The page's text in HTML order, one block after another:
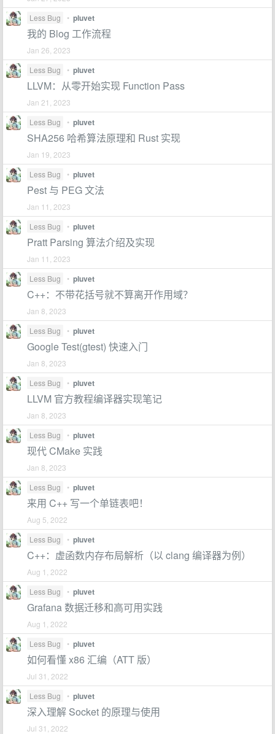
Less Bug
• pluvet
我的 Blog 工作流程
Jan 26, 2023
Less Bug
• pluvet
LLVM：从零开始实现 Function Pass
Jan 21, 2023
Less Bug
• pluvet
SHA256 哈希算法原理和 Rust 实现
Jan 19, 2023
Less Bug
• pluvet
Pest 与 PEG 文法
Jan 11, 2023
Less Bug
• pluvet
Pratt Parsing 算法介绍及实现
Jan 11, 2023
Less Bug
• pluvet
C++：不带花括号就不算离开作用域？
Jan 8, 2023
Less Bug
• pluvet
Google Test(gtest) 快速入门
Jan 8, 2023
Less Bug
• pluvet
LLVM 官方教程编译器实现笔记
Jan 8, 2023
Less Bug
• pluvet
现代 CMake 实践
Jan 8, 2023
Less Bug
• pluvet
来用 C++ 写一个单链表吧！
Aug 5, 2022
Less Bug
• pluvet
C++：虚函数内存布局解析（以 clang 编译器为例）
Aug 1, 2022
Less Bug
• pluvet
Grafana 数据迁移和高可用实践
Aug 1, 2022
Less Bug
• pluvet
如何看懂 x86 汇编（ATT 版）
Jul 31, 2022
Less Bug
• pluvet
深入理解 Socket 的原理与使用
Jul 31, 2022